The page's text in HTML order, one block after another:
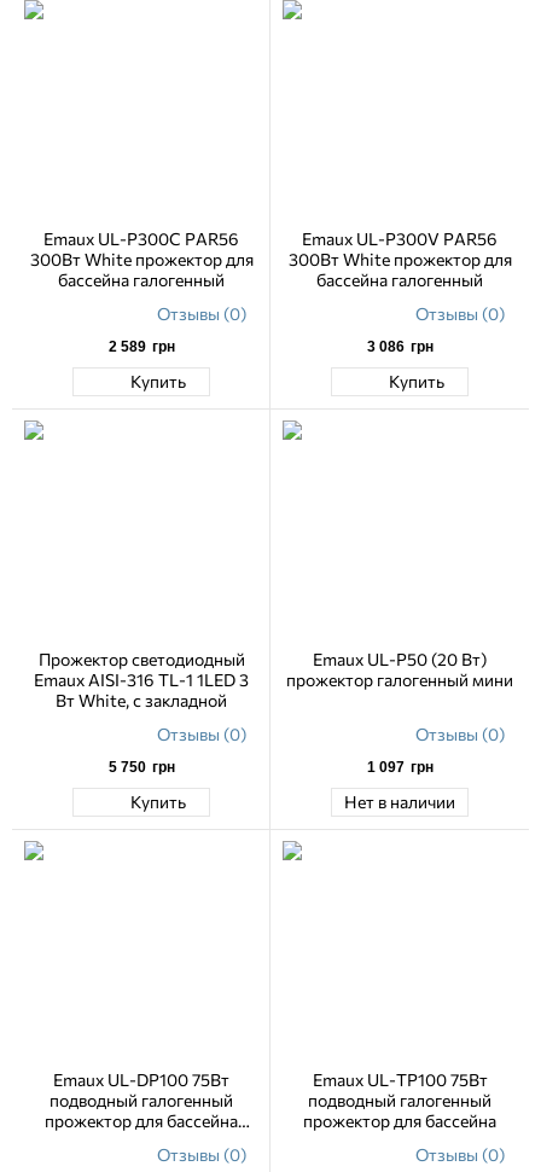
Emaux UL-P300C PAR56
300Вт White прожектор для
бассейна галогенный
Отзывы (0)
2 589 грн
Купить
Emaux UL-P300V PAR56
300Вт White прожектор для
бассейна галогенный
Отзывы (0)
3 086 грн
Купить
Прожектор светодиодный
Emaux AISI-316 TL-1 1LED 3
Вт White, с закладной
Отзывы (0)
5 750 грн
Купить
Emaux UL-P50 (20 Вт)
прожектор галогенный мини
Отзывы (0)
1 097 грн
Нет в наличии
Emaux UL-DP100 75Вт
подводный галогенный
прожектор для бассейна
Отзывы (0)
Emaux UL-TP100 75Вт
подводный галогенный
прожектор для бассейна
Отзывы (0)